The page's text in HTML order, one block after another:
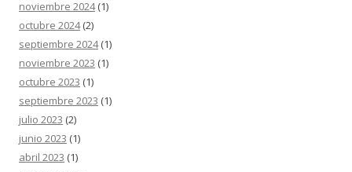
noviembre 2024(1)
octubre 2024(2)
septiembre 2024(1)
noviembre 2023 (1)
octubre 2023 (1)
septiembre 2023 (1)
julio 2023 (2)
junio 2023 (1)
abril 2023 (1)